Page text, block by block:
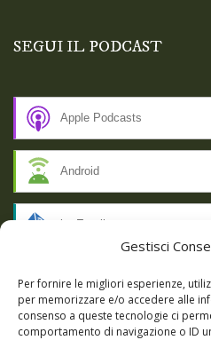
Gestisci
Per fornire le migliori esperienze,
per memorizzare e/o accedere alle
consenso a queste tecnologie ci
comportamento di navigazione o ID
SEGUI IL PODCAST
Apple Podcasts
Android
by Email
RSS